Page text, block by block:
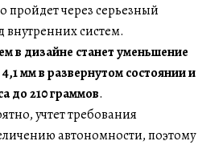
через серьезный
внутренних систем.
в дизайне станет уменьшение
мм в развернутом состоянии и
до 210 граммов.
учтет требования
автономности, поэтому